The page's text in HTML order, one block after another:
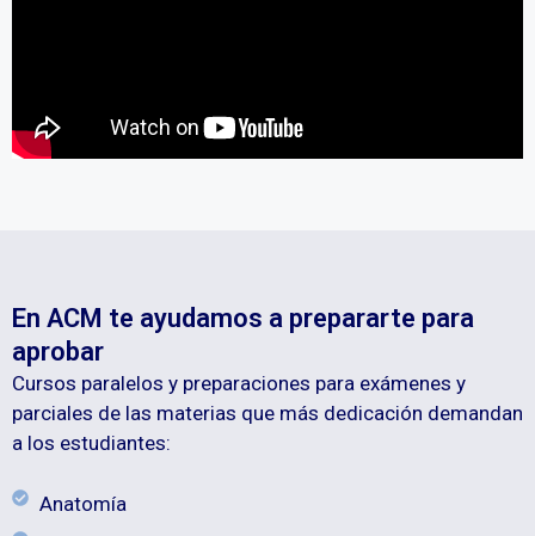
En ACM te ayudamos a prepararte para
aprobar
Cursos paralelos y preparaciones para exámenes y
parciales de las materias que más dedicación demandan
a los estudiantes:
Anatomía